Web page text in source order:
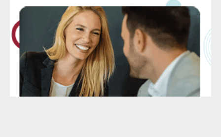
cette décision fait écho aux faits jugés en première
instance, puisqu’elle repose elle aussi sur la
désignation nominative de professionnel·es du droit,
leur exposition à la vindicte publique et la banalisation
de procédés d’intimidation. Ces méthodes, aujourd’hui
largement relayées par certains médias, ne relèvent
pas du débat démocratique. Elles visent à délégitimer
l’institution judiciaire, à faire pression sur celles et
ceux qui rendent la justice et à intimider plus